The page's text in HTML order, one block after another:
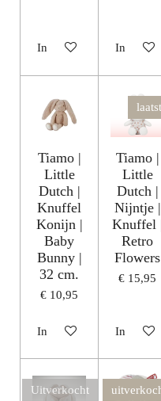
In winkelwagenIn
Tiamo |
Little
Dutch |
Knuffel
Konijn |
Baby
Bunny |
32 cm.
€ 10,95
In winkelwagen
Tiamo |
Little
Dutch |
Nijntje |
Knuffel
Retro
Flowers
€ 15,95
In
Uitverkocht